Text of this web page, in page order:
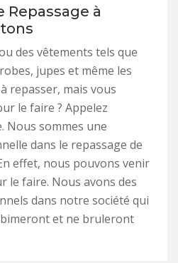
Repassage à
des vêtements tels que
jupes et même les
repasser, mais vous
le faire ? Appelez
Nous sommes une
dans le repassage de
effet, nous pouvons venir
le faire. Nous avons des
dans notre société qui
et ne bruleront